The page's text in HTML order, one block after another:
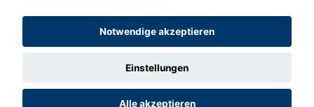
Notwendige akzeptieren
Einstellungen
Alle akzeptieren